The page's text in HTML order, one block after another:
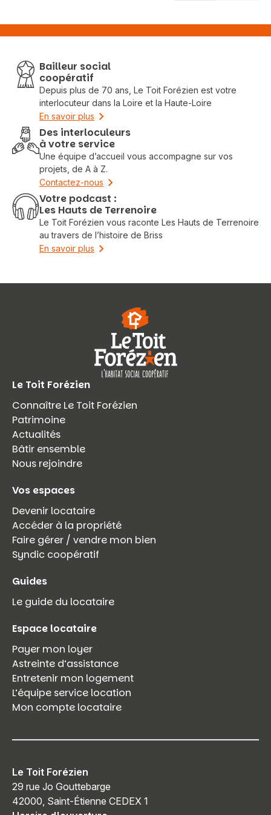
Bailleur social
coopératif
Depuis plus de 70 ans, Le Toit Forézien est votre
interlocuteur dans la Loire et la Haute-Loire
En savoir plus
Des interloculeurs
à votre service
Une équipe d’accueil vous accompagne sur vos
projets, de A à Z.
Contactez-nous
Votre podcast :
Les Hauts de Terrenoire
Le Toit Forézien vous raconte Les Hauts de Terrenoire
au travers de l’histoire de Briss
En savoir plus
Le Toit Forézien
Connaître Le Toit Forézien
Patrimoine
Actualités
Bâtir ensemble
Nous rejoindre
Vos espaces
Devenir locataire
Accéder à la propriété
Faire gérer / vendre mon bien
Syndic coopératif
Guides
Le guide du locataire
Espace locataire
Payer mon loyer
Astreinte d’assistance
Entretenir mon logement
L’équipe service location
Mon compte locataire
Le Toit Forézien
29 rue Jo Gouttebarge
42000, Saint-Étienne CEDEX 1